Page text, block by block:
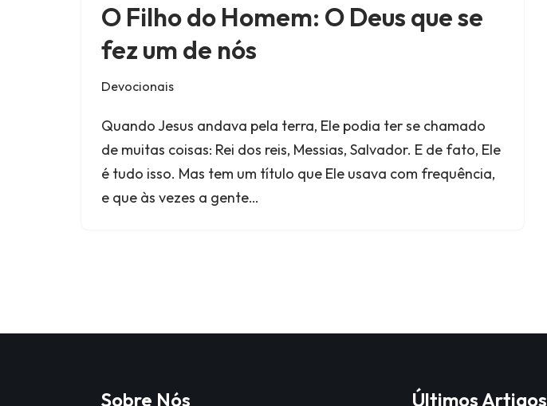
O Filho do Homem: O Deus que se
fez um de nós
Devocionais
Quando Jesus andava pela terra, Ele podia ter se chamado
de muitas coisas: Rei dos reis, Messias, Salvador. E de fato, Ele
é tudo isso. Mas tem um título que Ele usava com frequência,
e que às vezes a gente…
Sobre Nós Últimos Artigos